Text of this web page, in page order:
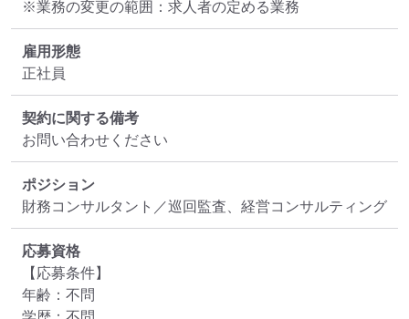
※業務の変更の範囲：求人者の定める業務
雇用形態
正社員
契約に関する備考
お問い合わせください
ポジション
財務コンサルタント／巡回監査、経営コンサルティング
応募資格
【応募条件】
年齢：不問